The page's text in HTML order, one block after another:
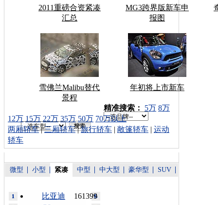
2011重磅合资紧凑
汇总
MG3跨界版新车申
报图
雪佛兰Malibu替代
景程
年初将上市新车
车型搜索：
精准搜索： 5万 8万
12万 15万 22万 35万 50万 70万以上
两厢轿车|三厢轿车|旅行轿车 | 敞篷轿车 | 运动
轿车
微型 小型 紧凑 中型 中大型 豪华型 SUV
161399
比亚迪